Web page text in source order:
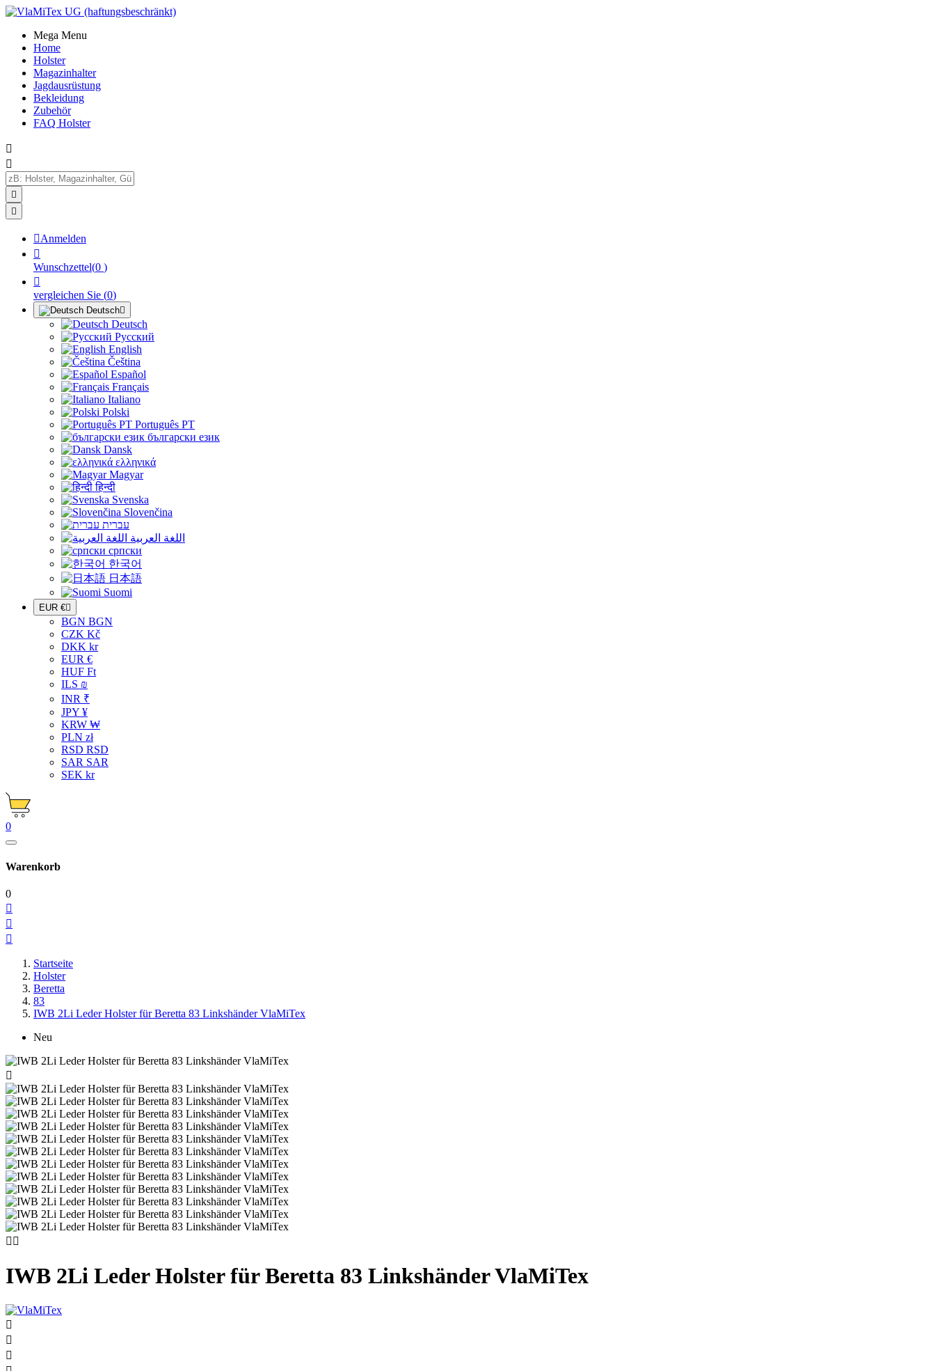
Mega Menu
Home
Holster
Magazinhalter
Jagdausrüstung
Bekleidung
Zubehör
FAQ Holster




Anmelden

Wunschzettel(0 )

vergleichen Sie (0)
Deutsch
Deutsch
Русский
English
Čeština
Español
Français
Italiano
Polski
Português PT
български език
Dansk
ελληνικά
Magyar
हिन्दी
Svenska
Slovenčina
עברית
اللغة العربية
српски
한국어
日本語
Suomi
EUR €
BGN BGN
CZK Kč
DKK kr
EUR €
HUF Ft
ILS ₪
INR ₹
JPY ¥
KRW ₩
PLN zł
RSD RSD
SAR SAR
SEK kr
0
Warenkorb
0



Startseite
Holster
Beretta
83
IWB 2Li Leder Holster für Beretta 83 Linkshänder VlaMiTex
Neu

 
IWB 2Li Leder Holster für Beretta 83 Linkshänder VlaMiTex


